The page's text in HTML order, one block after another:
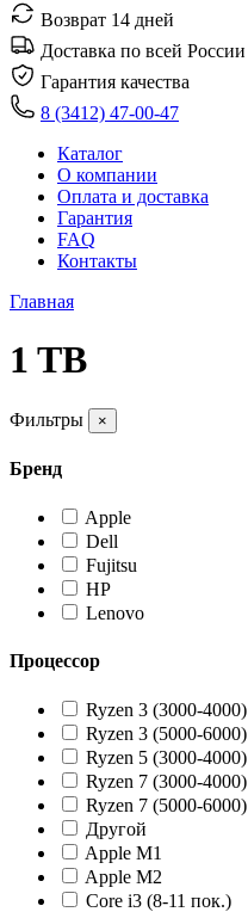
Возврат 14 дней
Доставка по всей России
Гарантия качества
8 (3412) 47-00-47
Каталог
О компании
Оплата и доставка
Гарантия
FAQ
Контакты
Главная
1 TB
Фильтры ×
Бренд
Apple
Dell
Fujitsu
HP
Lenovo
Процессор
Ryzen 3 (3000-4000)
Ryzen 3 (5000-6000)
Ryzen 5 (3000-4000)
Ryzen 7 (3000-4000)
Ryzen 7 (5000-6000)
Другой
Apple M1
Apple M2
Core i3 (8-11 пок.)